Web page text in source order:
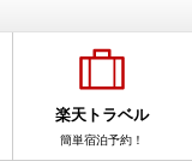
楽天トラベル
簡単宿泊予約！